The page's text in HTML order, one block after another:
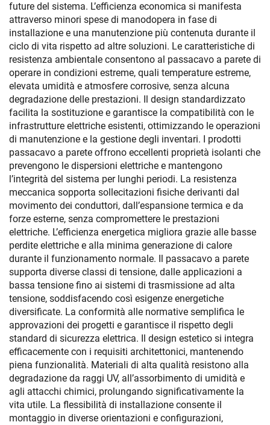
future del sistema. L’efficienza economica si manifesta
attraverso minori spese di manodopera in fase di
installazione e una manutenzione più contenuta durante il
ciclo di vita rispetto ad altre soluzioni. Le caratteristiche di
resistenza ambientale consentono al passacavo a parete di
operare in condizioni estreme, quali temperature estreme,
elevata umidità e atmosfere corrosive, senza alcuna
degradazione delle prestazioni. Il design standardizzato
facilita la sostituzione e garantisce la compatibilità con le
infrastrutture elettriche esistenti, ottimizzando le operazioni
di manutenzione e la gestione degli inventari. I prodotti
passacavo a parete offrono eccellenti proprietà isolanti che
prevengono le dispersioni elettriche e mantengono
l’integrità del sistema per lunghi periodi. La resistenza
meccanica sopporta sollecitazioni fisiche derivanti dal
movimento dei conduttori, dall’espansione termica e da
forze esterne, senza compromettere le prestazioni
elettriche. L’efficienza energetica migliora grazie alle basse
perdite elettriche e alla minima generazione di calore
durante il funzionamento normale. Il passacavo a parete
supporta diverse classi di tensione, dalle applicazioni a
bassa tensione fino ai sistemi di trasmissione ad alta
tensione, soddisfacendo così esigenze energetiche
diversificate. La conformità alle normative semplifica le
approvazioni dei progetti e garantisce il rispetto degli
standard di sicurezza elettrica. Il design estetico si integra
efficacemente con i requisiti architettonici, mantenendo
piena funzionalità. Materiali di alta qualità resistono alla
degradazione da raggi UV, all’assorbimento di umidità e
agli attacchi chimici, prolungando significativamente la
vita utile. La flessibilità di installazione consente il
montaggio in diverse orientazioni e configurazioni,